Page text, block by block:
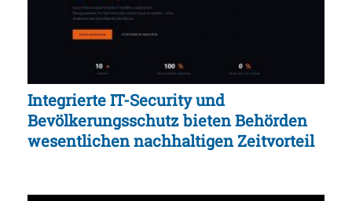
Integrierte IT-Security und
Bevölkerungsschutz bieten Behörden
wesentlichen nachhaltigen Zeitvorteil